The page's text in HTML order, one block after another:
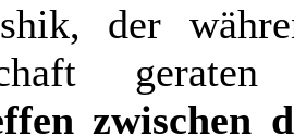
der
zwischen